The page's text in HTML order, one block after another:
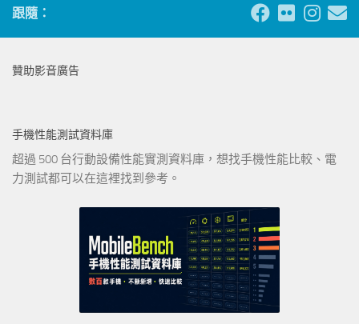
跟隨：
贊助影音廣告
手機性能測試資料庫
超過 500 台行動設備性能實測資料庫，想找手機性能比較、電
力測試都可以在這裡找到參考。